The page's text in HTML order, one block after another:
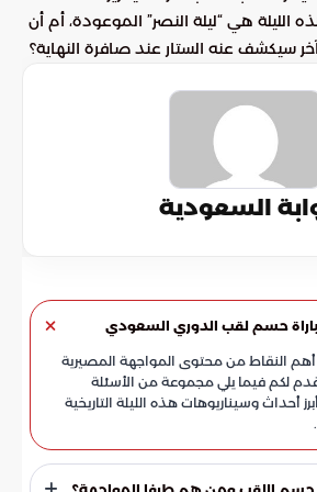
الليلة هي “ليلة النصر” الموعودة، أم أن
سيكشف عنه الستار عند صافرة النهاية؟
السعودية
حسم لقب الدوري السعودي
النقاط من محتوى المواجهة المصيرية
لكم فيما يلي مجموعة من الأسئلة
أحداث وسيناريوهات هذه الليلة التاريخية